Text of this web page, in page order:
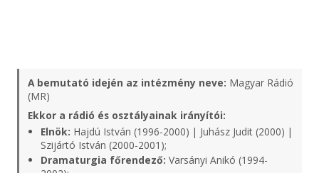
A bemutató idején az intézmény neve: Magyar Rádió
(MR)
Ekkor a rádió és osztályainak irányítói:
Elnök: Hajdú István (1996-2000) | Juhász Judit (2000) |
Szijártó István (2000-2001);
Dramaturgia főrendező: Varsányi Anikó (1994-